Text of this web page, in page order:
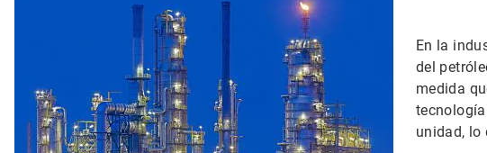
En la
del
medida
unidad, lo